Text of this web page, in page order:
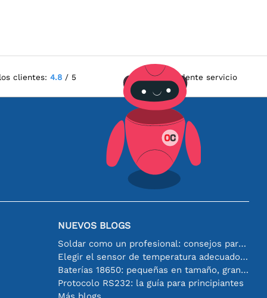
clientes:4.8 / 5 Excelente servicio
NUEVOS BLOGS
Soldar como un profesional: consejos para conexiones electrónicas perfectas
Elegir el sensor de temperatura adecuado [youtube]
Baterías 18650: pequeñas en tamaño, grandes en rendimiento
Protocolo RS232: la guía para principiantes